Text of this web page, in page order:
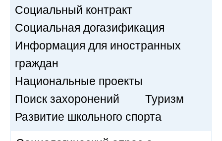
Социальный контракт
Социальная догазификация
Информация для иностранных
граждан
Национальные проекты
Поиск захоронений
Туризм
Развитие школьного спорта